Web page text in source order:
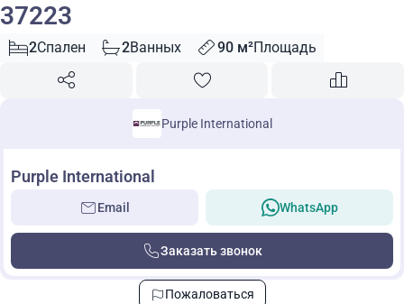
37223
2Спален 2Ванных 90 м²Площадь
Purple International
Purple International
Email WhatsApp
Заказать звонок
Пожаловаться